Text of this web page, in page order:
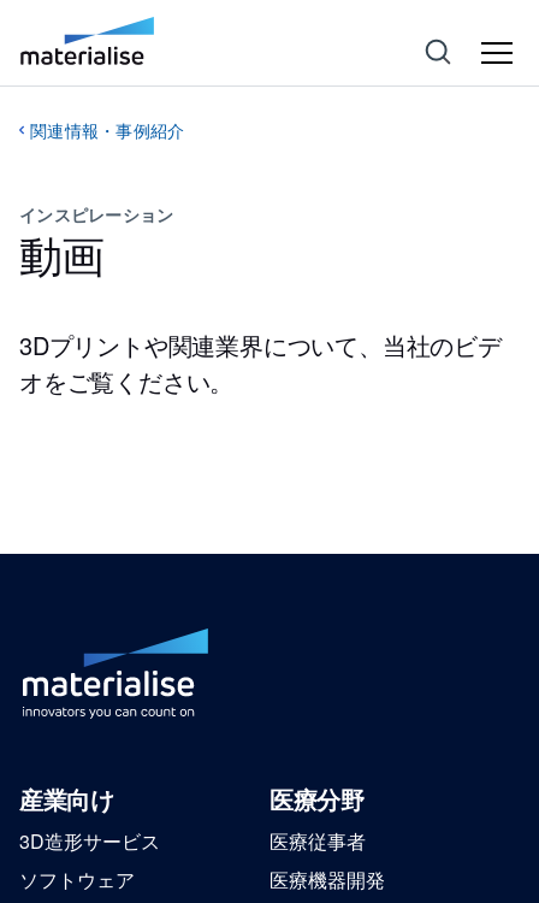
関連情報・事例紹介
インスピレーション
動画
3Dプリントや関連業界について、当社のビデ
オをご覧ください。
産業向け
3D造形サービス
ソフトウェア
医療分野
医療従事者
医療機器開発